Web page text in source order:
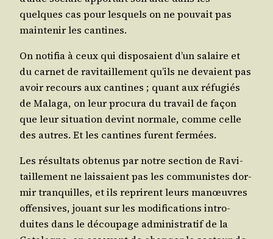
quelques cas pour les­quels on ne pou­vait pas
main­te­nir les cantines.
On noti­fia à ceux qui dis­po­saient d’un salaire et
du car­net de ravi­taille­ment qu’ils ne devaient pas
avoir recours aux can­tines ; quant aux réfu­giés
de Mala­ga, on leur pro­cu­ra du tra­vail de façon
que leur situa­tion devint nor­male, comme celle
des autres. Et les can­tines furent fermées.
Les résul­tats obte­nus par notre sec­tion de Ravi­
taille­ment ne lais­saient pas les com­mu­nistes dor­
mir tran­quilles, et ils reprirent leurs manœuvres
offen­sives, jouant sur les modi­fi­ca­tions intro­
duites dans le décou­page admi­nis­tra­tif de la